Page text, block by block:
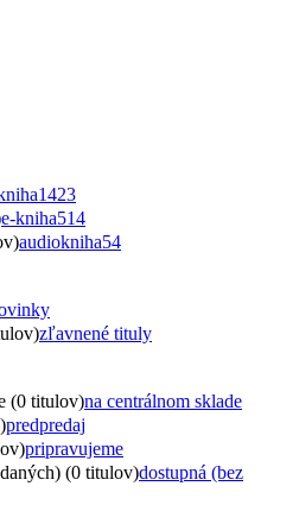
1423
e-kniha514
audiokniha54
zľavnené tituly
(0 titulov)na centrálnom sklade
predpredaj
pripravujeme
(0 titulov)dostupná (bez